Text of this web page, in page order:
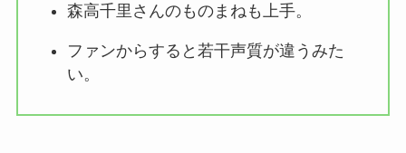
森高千里さんのものまねも上手。
ファンからすると若干声質が違うみた
い。